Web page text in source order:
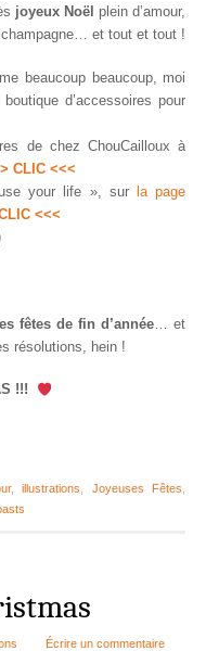
joyeux Noël
plein d’amour,
et tout et tout !
beaucoup beaucoup, moi
, boutique d’accessoires pour
de chez ChouCailloux à
CLIC <<<
your life », sur
la page
<<<
fêtes de fin d’année … et
résolutions, hein !
!!!
,illustrations Joyeuses Fêtes
Écrire un commentaire